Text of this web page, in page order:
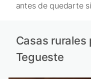
antes de quedarte
Casas rurales
Tegueste